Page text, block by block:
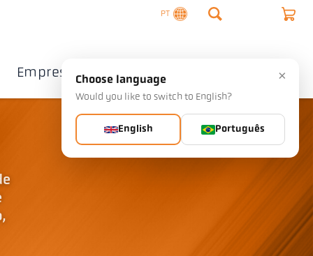
PT
Empresa Contacto ×
Choose language
Would you like to switch to English?
English Português